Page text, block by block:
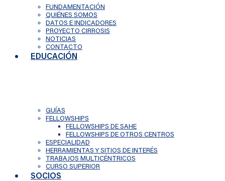
FUNDAMENTACIÓN
QUIÉNES SOMOS
DATOS E INDICADORES
PROYECTO CIRROSIS
NOTICIAS
CONTACTO
EDUCACIÓN
GUÍAS
FELLOWSHIPS
FELLOWSHIPS DE SAHE
FELLOWSHIPS DE OTROS CENTROS
ESPECIALIDAD
HERRAMIENTAS Y SITIOS DE INTERÉS
TRABAJOS MULTICÉNTRICOS
CURSO SUPERIOR
SOCIOS